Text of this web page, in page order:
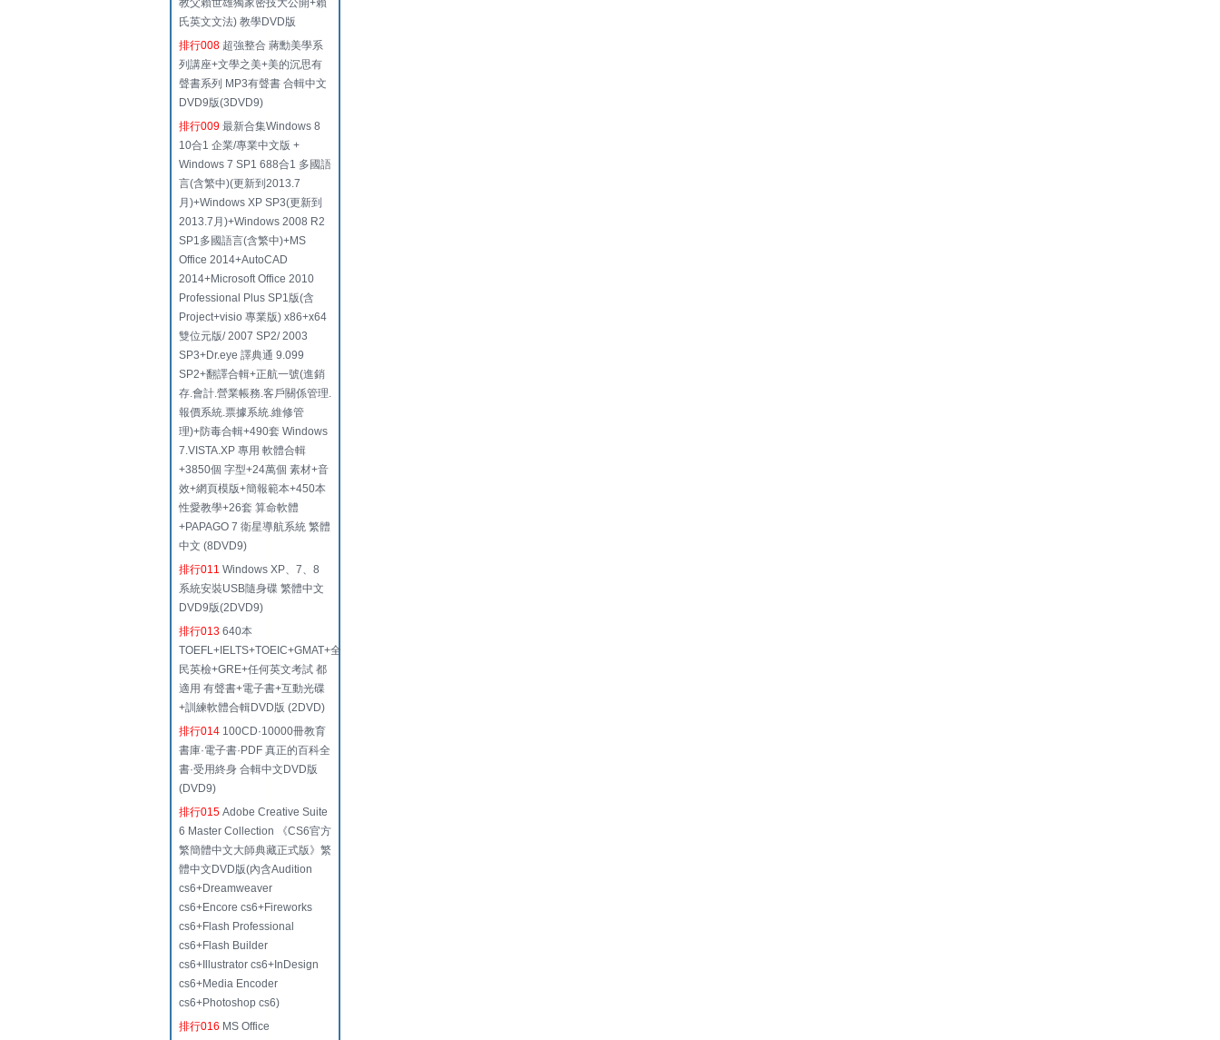
教父賴世雄獨家密技大公開+賴
氏英文文法) 教學DVD版
排行008 超強整合 蔣勳美學系
列講座+文學之美+美的沉思有
聲書系列 MP3有聲書 合輯中文
DVD9版(3DVD9)
排行009 最新合集Windows 8
10合1 企業/專業中文版 +
Windows 7 SP1 688合1 多國語
言(含繁中)(更新到2013.7
月)+Windows XP SP3(更新到
2013.7月)+Windows 2008 R2
SP1多國語言(含繁中)+MS
Office 2014+AutoCAD
2014+Microsoft Office 2010
Professional Plus SP1版(含
Project+visio 專業版) x86+x64
雙位元版/ 2007 SP2/ 2003
SP3+Dr.eye 譯典通 9.099
SP2+翻譯合輯+正航一號(進銷
存.會計.營業帳務.客戶關係管理.
報價系統.票據系統.維修管
理)+防毒合輯+490套 Windows
7.VISTA.XP 專用 軟體合輯
+3850個 字型+24萬個 素材+音
效+網頁模版+簡報範本+450本
性愛教學+26套 算命軟體
+PAPAGO 7 衛星導航系統 繁體
中文 (8DVD9)
排行011 Windows XP、7、8
系統安裝USB隨身碟 繁體中文
DVD9版(2DVD9)
排行013 640本
TOEFL+IELTS+TOEIC+GMAT+全
民英檢+GRE+任何英文考試 都
適用 有聲書+電子書+互動光碟
+訓練軟體合輯DVD版 (2DVD)
排行014 100CD·10000冊教育
書庫·電子書·PDF 真正的百科全
書·受用終身 合輯中文DVD版
(DVD9)
排行015 Adobe Creative Suite
6 Master Collection 《CS6官方
繁簡體中文大師典藏正式版》繁
體中文DVD版(內含Audition
cs6+Dreamweaver
cs6+Encore cs6+Fireworks
cs6+Flash Professional
cs6+Flash Builder
cs6+Illustrator cs6+InDesign
cs6+Media Encoder
cs6+Photoshop cs6)
排行016 MS Office